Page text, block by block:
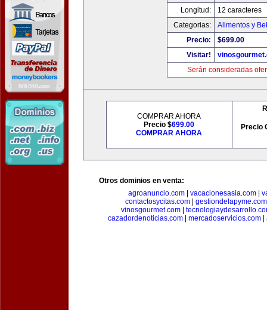
Longitud:
12 caracteres
Categorias:
Alimentos y
Precio:
$699.00
Visitar!
Serán consideradas
COMPRAR AHORA
Precio $699.00
COMPRAR AHORA
Precio
Otros dominios en venta:
agroanuncio.com
vacacionesasia.com
contactosycitas.com| gestiondelapyme.com
vinosgourmet.com
cazadordenoticias.com
mercadoservicios.com